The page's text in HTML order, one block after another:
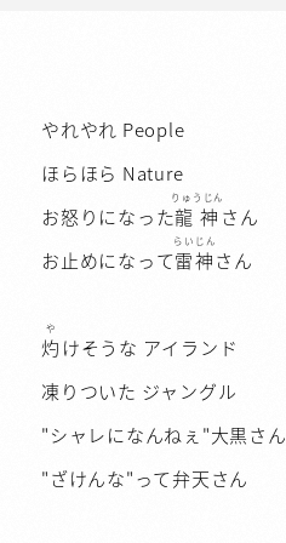
やれやれ People
ほらほら Nature
お怒りになった龍神
りゅうじん
さん
お止めになって雷神
らいじん
さん
灼
や
けそうな アイランド
凍りついた ジャングル
"シャレになんねぇ"大黒さん
"ざけんな"って弁天さん